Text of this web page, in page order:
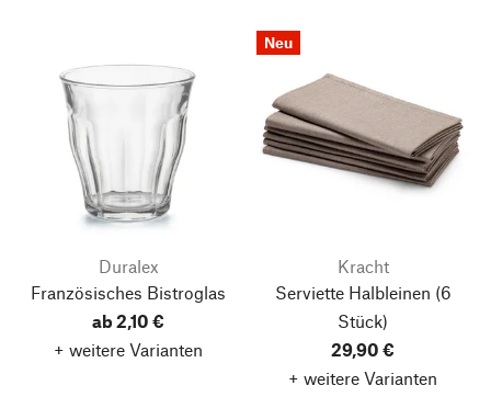
Duralex
Französisches Bistroglas
ab 2,10 €
+ weitere Varianten
Neu
Kracht
Serviette Halbleinen (6
Stück)
29,90 €
+ weitere Varianten